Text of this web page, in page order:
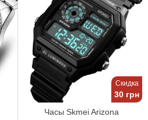
Скидка
30 грн
Часы Skmei Arizona